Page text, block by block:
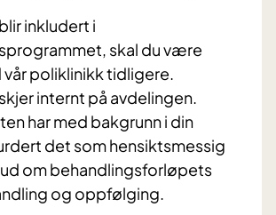
inkludert i
skal du være
poliklinikk tidligere.
internt på avdelingen.
har med bakgrunn i din
det som hensiktsmessig
om behandlingsforløpets
og oppfølging.